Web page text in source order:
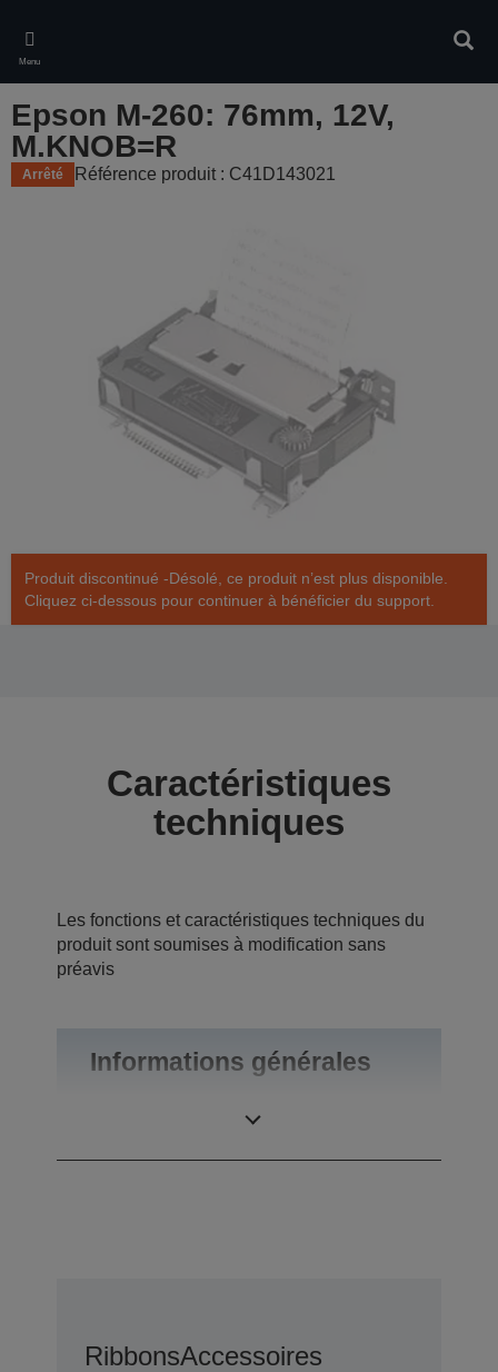
main
content
Menu
Epson M-260: 76mm, 12V,
M.KNOB=R
Arrêté Référence produit : C41D143021
Produit discontinué -Désolé, ce produit n’est plus disponible.
Cliquez ci-dessous pour continuer à bénéficier du support.
Caractéristiques
techniques
Les fonctions et caractéristiques techniques du
produit sont soumises à modification sans
préavis
Informations générales
RibbonsAccessoires